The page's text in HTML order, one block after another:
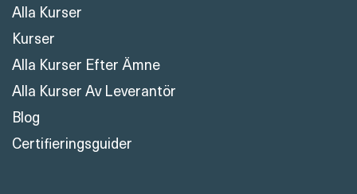
Alla Kurser
Kurser
Alla Kurser Efter Ämne
Alla Kurser Av Leverantör
Blog
Certifieringsguider